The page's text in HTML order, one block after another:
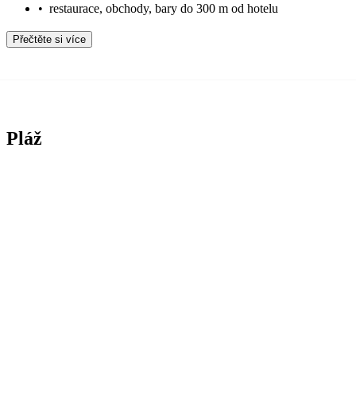
• restaurace, obchody, bary do 300 m od hotelu
Přečtěte si více
Pláž